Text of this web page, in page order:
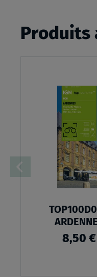
Produits
8,50 €